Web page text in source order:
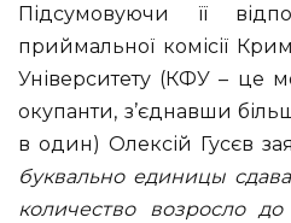
Підсумовуючи її
приймальної комісії
Університету (КФУ – це
окупанти, з’єднавши
в один) Олексій Гусєв
буквально единицы
количество возросло